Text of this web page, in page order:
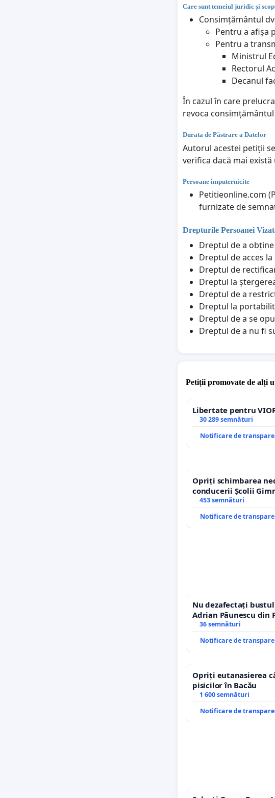
Care sunt temeiul juridic și
Consimțământul
Pentru a afișa
Pentru a
Ministrul
Rectorul
Decanul
În cazul în care
revoca
Durata de Păstrare a Datelor
Autorul acestei petiții
verifica dacă mai
Persoane împuternicite
Petitieonline.com
furnizate de
Drepturile Persoanei
Dreptul de a
Dreptul de acces
Dreptul de
Dreptul la
Dreptul de a
Dreptul la
Dreptul de a se
Dreptul de a nu fi
Petiții promovate de alți
Libertate pentru
30 289 semnături
Notificare de
Opriți schimbarea
conducerii Școlii
453 semnături
Notificare de
Nu dezafectați
Adrian Păunescu din
Icoanei! Stop cenzurii
36 semnături
Notificare de
Opriți eutanasierea
pisicilor în Bacău
1 600 semnături
Notificare de